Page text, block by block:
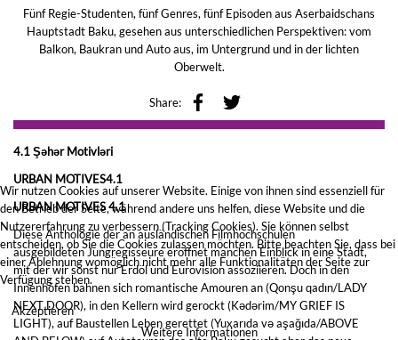
Fünf Regie-Studenten, fünf Genres, fünf Episoden aus Aserbaidschans
Hauptstadt Baku, gesehen aus unterschiedlichen Perspektiven: vom
Balkon, Baukran und Auto aus, im Untergrund und in der lichten
Oberwelt.
Share:
4.1 Şəhər Motivləri
URBAN MOTIVES4.1
URBAN MOTIVES 4.1
Diese Anthologie der an ausländischen Filmhochschulen
ausgebildeten Jungregisseure eröffnet manchen Einblick in eine Stadt,
mit der wir sonst nur Erdöl und Eurovision assoziieren. Doch in den
Innenhöfen bahnen sich romantische Amouren an (Qonşu qadın/LADY
NEXT DOOR), in den Kellern wird gerockt (Kədərim/MY GRIEF IS
LIGHT), auf Baustellen Leben gerettet (Yuxarıda və aşağıda/ABOVE
Wir nutzen Cookies auf unserer Website. Einige von ihnen sind essenziell für
den Betrieb der Seite, während andere uns helfen, diese Website und die
Nutzererfahrung zu verbessern (Tracking Cookies). Sie können selbst
entscheiden, ob Sie die Cookies zulassen möchten. Bitte beachten Sie, dass bei
einer Ablehnung womöglich nicht mehr alle Funktionalitäten der Seite zur
Verfügung stehen.
Akzeptieren
Weitere Informationen